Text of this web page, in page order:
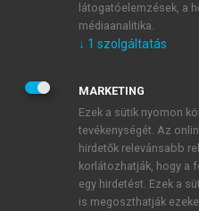
JELSZÓ
JELSZÓ ÚJRA
látogatóelemzések, a
médiaanalitika.
↓ 1 szolgáltatás
MARKETING
Ezek a sütik nyomon
tevékenységét. Az
hirdetők relevánsabb
korlátozhatják, hogy a
egy hirdetést. Ezek a
is megoszthatják